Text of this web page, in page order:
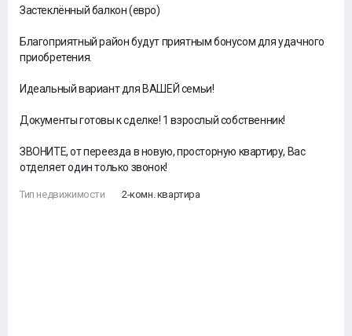
Застеклённый балкон (евро)
Благоприятный район будут приятным бонусом для удачного
приобретения.
Идеальный вариант для ВАШЕЙ семьи!
Документы готовы к сделке! 1 взрослый собственник!
ЗВОНИТЕ, от переезда в новую, просторную квартиру, Вас
отделяет один только звонок!
Тип недвижимости 2-комн. квартира